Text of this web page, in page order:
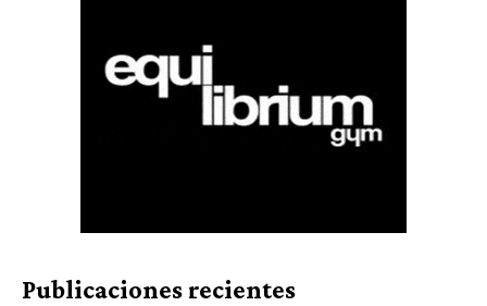
Publicaciones recientes